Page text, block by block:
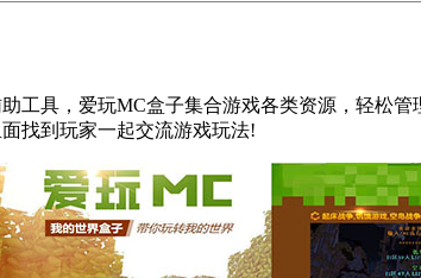
工具，爱玩MC盒子集合游戏各类资源，轻松
找到玩家一起交流游戏玩法!